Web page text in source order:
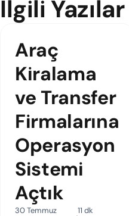
İlgili Yazılar
Araç
Kiralama
ve Transfer
Firmalarına
Operasyon
Sistemi
Açtık
30 Temmuz
11 dk